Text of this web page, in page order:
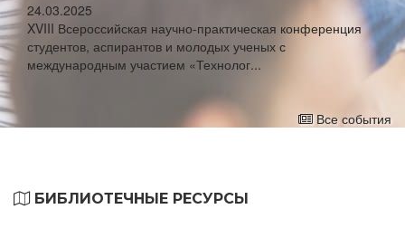
24.03.2025
XVIII Всероссийская научно-практическая конференция
студентов, аспирантов и молодых ученых с
международным участием «Технолог...
Все события
БИБЛИОТЕЧНЫЕ РЕСУРСЫ